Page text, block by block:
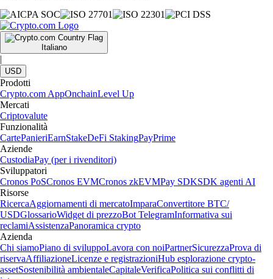
Italiano
|
USD
Prodotti
Crypto.com AppOnchainLevel Up
Mercati
Criptovalute
Funzionalità
CartePanieriEarnStakeDeFi StakingPayPrime
Aziende
CustodiaPay (per i rivenditori)
Sviluppatori
Cronos PoSCronos EVMCronos zkEVMPay SDKSDK agenti AI
Risorse
RicercaAggiornamenti di mercatoImparaConvertitore BTC/
USDGlossarioWidget di prezzoBot TelegramInformativa sui
reclamiAssistenzaPanoramica crypto
Azienda
Chi siamoPiano di sviluppoLavora con noiPartnerSicurezzaProva di
riservaAffiliazioneLicenze e registrazioniHub esplorazione crypto-
assetSostenibilità ambientaleCapitaleVerificaPolitica sui conflitti di